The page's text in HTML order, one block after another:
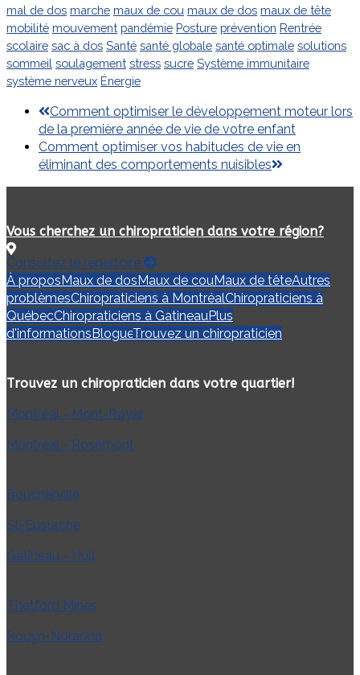
mal de dos marche maux de cou maux de dos maux de tête
mobilité mouvement pandémie Posture prévention Rentrée
scolaire sac à dos Santé santé globale santé optimale solutions
sommeil soulagement stress sucre Système immunitaire
système nerveux Énergie
previous
post:
Comment optimiser le développement moteur lors
de la première année de vie de votre enfant
next
post:
Comment optimiser vos habitudes de vie en
éliminant des comportements nuisibles
Vous cherchez un chiropraticien dans votre région?
Consultez le répertoire
À proposMaux de dosMaux de couMaux de têteAutres
problèmesChiropraticiens à MontréalChiropraticiens à
QuébecChiropraticiens à GatineauPlus
d'informationsBlogueTrouvez un chiropraticien
Trouvez un chiropraticien dans votre quartier!
Montréal - Mont-Royal
Montréal - Rosemont
Boucherville
St-Eustache
Gatineau - Hull
Thetford Mines
Rouyn-Noranda